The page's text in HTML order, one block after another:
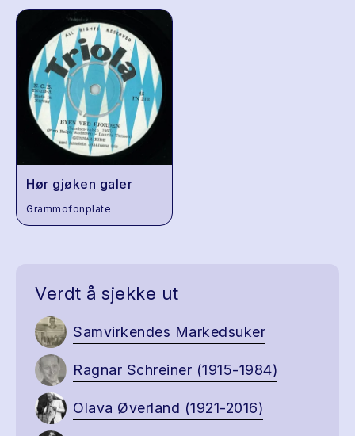
Hør gjøken galer
Grammofonplate
Verdt å sjekke ut
Samvirkendes Markedsuker
Ragnar Schreiner (1915-1984)
Olava Øverland (1921-2016)